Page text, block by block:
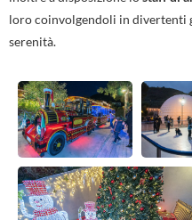
loro coinvolgendoli in divertenti
serenità.